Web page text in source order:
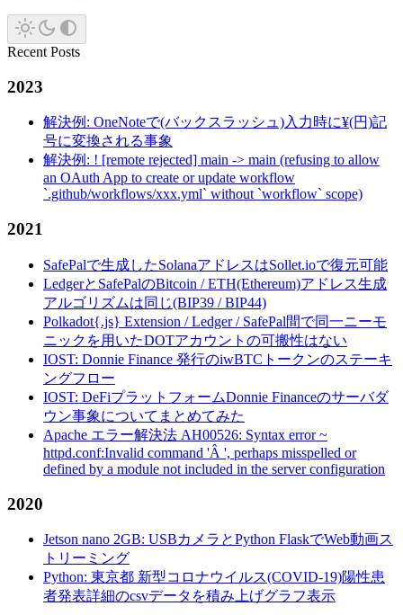
Recent Posts
2023
解決例: OneNoteで(バックスラッシュ)入力時に¥(円)記
号に変換される事象
解決例: ! [remote rejected] main -> main (refusing to allow
an OAuth App to create or update workflow
`.github/workflows/xxx.yml` without `workflow` scope)
2021
SafePalで生成したSolanaアドレスはSollet.ioで復元可能
LedgerとSafePalのBitcoin / ETH(Ethereum)アドレス生成
アルゴリズムは同じ(BIP39 / BIP44)
Polkadot{.js} Extension / Ledger / SafePal間で同一ニーモ
ニックを用いたDOTアカウントの可搬性はない
IOST: Donnie Finance 発行のiwBTCトークンのステーキ
ングフロー
IOST: DeFiプラットフォームDonnie Financeのサーバダ
ウン事象についてまとめてみた
Apache エラー解決法 AH00526: Syntax error ~
httpd.conf:Invalid command 'Â ', perhaps misspelled or
defined by a module not included in the server configuration
2020
Jetson nano 2GB: USBカメラとPython FlaskでWeb動画ス
トリーミング
Python: 東京都 新型コロナウイルス(COVID-19)陽性患
者発表詳細のcsvデータを積み上げグラフ表示